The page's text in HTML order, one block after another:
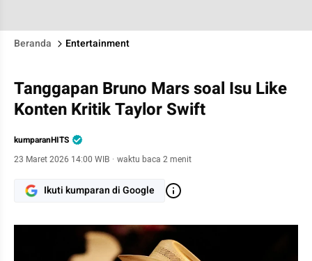
Beranda Entertainment
Tanggapan Bruno Mars soal Isu Like
Konten Kritik Taylor Swift
kumparanHITS
23 Maret 2026 14:00 WIB · waktu baca 2 menit
Ikuti kumparan di Google